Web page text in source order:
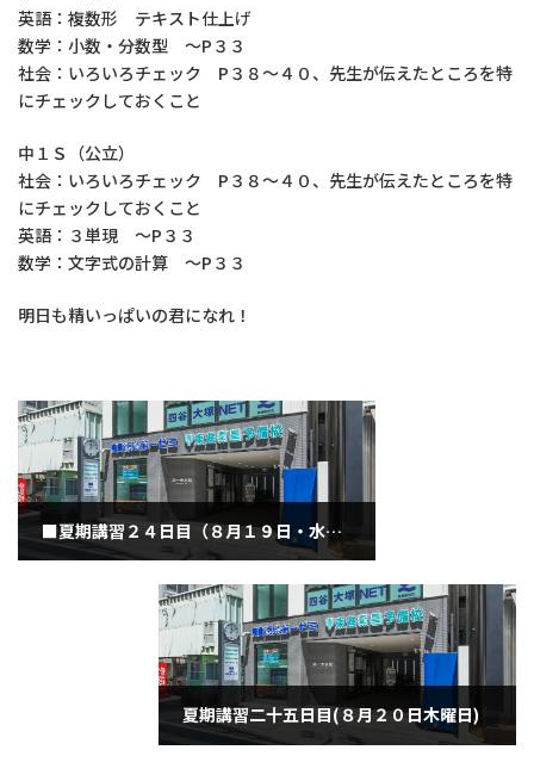
英語：複数形 テキスト仕上げ
数学：小数・分数型 ～P３３
社会：いろいろチェック P３８～４０、先生が伝えたところを特
にチェックしておくこと
中１Ｓ（公立）
社会：いろいろチェック P３８～４０、先生が伝えたところを特
にチェックしておくこと
英語：３単現 ～P３３
数学：文字式の計算 ～P３３
明日も精いっぱいの君になれ！
■夏期講習２４日目（８月１９日・水曜日）
夏期講習二十五日目(８月２０日木曜日)